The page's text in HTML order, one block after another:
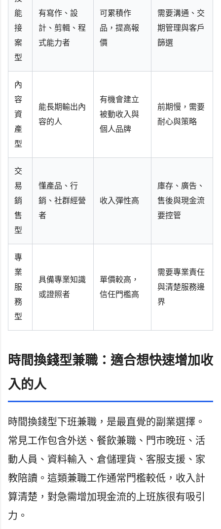
能
接
案
型
有寫作、設
計、剪輯、程
式能力者
可累積作
品，提高報
價
需要溝通、交
期管理與客戶
篩選
內
容
資
產
型
能長期輸出內
容的人
有機會建立
被動收入與
個人品牌
前期慢，需要
耐心與策略
交
易
銷
售
型
懂產品、行
銷、社群經營
者
收入彈性高
庫存、廣告、
售後與現金流
要控管
專
業
服
務
型
具備專業知識
或證照者
單價較高，
信任門檻高
需要專業責任
與清楚服務邊
界
時間換錢型兼職：適合想快速增加收
入的人
時間換錢型下班兼職，是最直覺的副業選擇。
常見工作包含外送、餐飲兼職、門市晚班、活
動人員、資料輸入、倉儲理貨、客服支援、家
教陪讀。這類兼職工作通常門檻較低，收入計
算清楚，對急需增加現金流的上班族很有吸引
力。